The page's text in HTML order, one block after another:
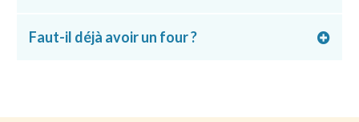
Faut-il déjà avoir un four ?